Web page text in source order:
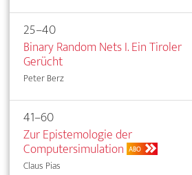
25–40
Binary Random Nets I. Ein Tiroler
Gerücht
Peter Berz
41–60
Zur Epistemologie der
Computersimulation ABO
Claus Pias